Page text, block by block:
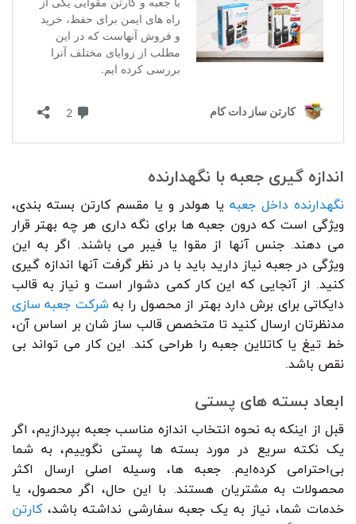
اندازه گیری جعبه با نگهدارنده
نگهدارنده داخل جعبه یا هولدر و یا مقسم کارتن بسته بندی،
ویژگی است که درون جعبه ها برای نگه داری هر چه بهتر قرار
می دهند. جنس آنها از مقوا یا فیبر می باشند. اگر به این
ویژگی در جعبه نیاز دارید باید با در نظر گرفت آنها اندازه گیری
کنید. از آنجایی که این کار کمی دشوار است و نیاز به قالب
دایکاتی برای برش دارد بهتر از محصول را به شرکت جعبه سازی
مدنظرتان ارسال کنید تا متخصص قالب ساز شان بر اساس آن،
خط تیغ یا کاتلاین جعبه را طراحی کند. این کار می تواند بی
نقص باشد.
ابعاد بسته های پستی
قبل از اینکه به نحوه انتخاب اندازه مناسب جعبه بپردازیم، اگر
یک نکته سریع در مورد بسته ها پستی نگوییم، به شما
بی‌احترامی کرده‌ایم. جعبه ها، وسیله اصلی ارسال اکثر
محصولات به مشتریان هستند. با این حال، اگر محصول، یا
خدمات شما، نیاز به یک جعبه سفارشی نداشته باشد،کارتن